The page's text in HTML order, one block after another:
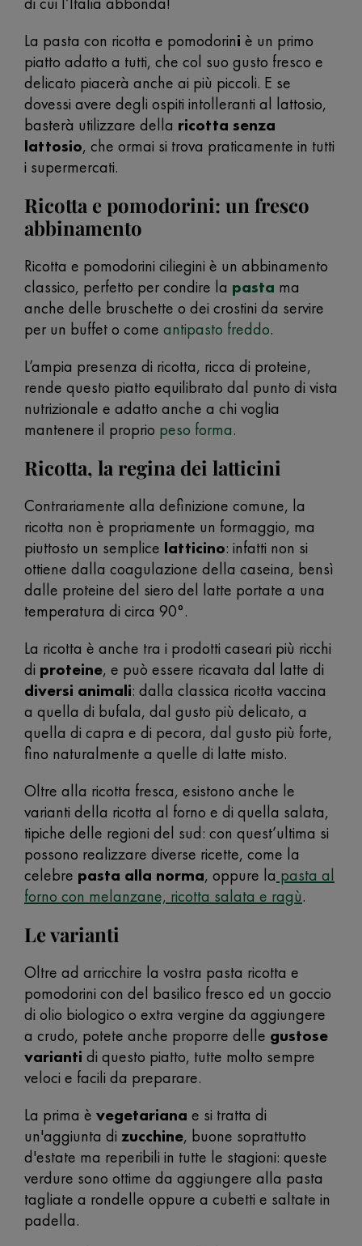
La pasta con ricotta e pomodorini è un primo
piatto adatto a tutti, che col suo gusto fresco e
delicato piacerà anche ai più piccoli. E se
dovessi avere degli ospiti intolleranti al lattosio,
basterà utilizzare della ricotta senza
lattosio, che ormai si trova praticamente in tutti
i supermercati.
Ricotta e pomodorini: un fresco
abbinamento
Ricotta e pomodorini ciliegini è un abbinamento
classico, perfetto per condire la pasta ma
anche delle bruschette o dei crostini da servire
per un buffet o come antipasto freddo.
L’ampia presenza di ricotta, ricca di proteine,
rende questo piatto equilibrato dal punto di vista
nutrizionale e adatto anche a chi voglia
mantenere il proprio peso forma.
Ricotta, la regina dei latticini
Contrariamente alla definizione comune, la
ricotta non è propriamente un formaggio, ma
piuttosto un semplice latticino: infatti non si
ottiene dalla coagulazione della caseina, bensì
dalle proteine del siero del latte portate a una
temperatura di circa 90°.
La ricotta è anche tra i prodotti caseari più ricchi
di proteine, e può essere ricavata dal latte di
diversi animali: dalla classica ricotta vaccina
a quella di bufala, dal gusto più delicato, a
quella di capra e di pecora, dal gusto più forte,
fino naturalmente a quelle di latte misto.
Oltre alla ricotta fresca, esistono anche le
varianti della ricotta al forno e di quella salata,
tipiche delle regioni del sud: con quest’ultima si
possono realizzare diverse ricette, come la
celebre pasta alla norma, oppure la pasta al
forno con melanzane, ricotta salata e ragù.
Le varianti
Oltre ad arricchire la vostra pasta ricotta e
pomodorini con del basilico fresco ed un goccio
di olio biologico o extra vergine da aggiungere
a crudo, potete anche proporre delle gustose
varianti di questo piatto, tutte molto sempre
veloci e facili da preparare.
La prima è vegetariana e si tratta di
un'aggiunta di zucchine, buone soprattutto
d'estate ma reperibili in tutte le stagioni: queste
verdure sono ottime da aggiungere alla pasta
tagliate a rondelle oppure a cubetti e saltate in
padella.